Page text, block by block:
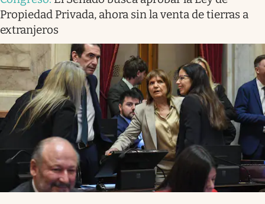
Propiedad Privada, ahora sin la venta de tierras a
extranjeros